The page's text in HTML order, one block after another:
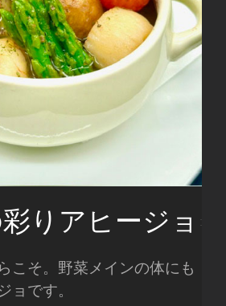
りアヒージョ
こそ。野菜メインの体にも
ョです。